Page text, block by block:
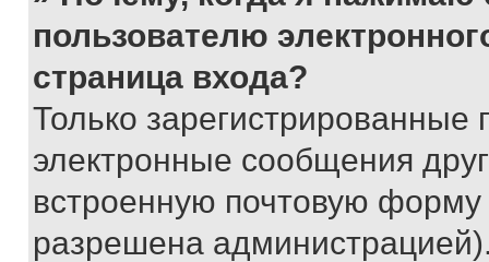
пользователю
страница входа?
Только зарегистрированные
электронные сообщения
встроенную почтовую
разрешена